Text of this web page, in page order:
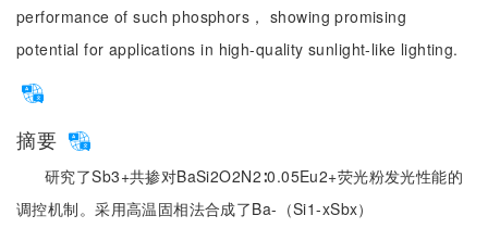
performance of such phosphors， showing promising
potential for applications in high-quality sunlight-like lighting.
摘要
研究了Sb3+共掺对BaSi2O2N2∶0.05Eu2+荧光粉发光性能的
调控机制。采用高温固相法合成了Ba-（Si1-xSbx）